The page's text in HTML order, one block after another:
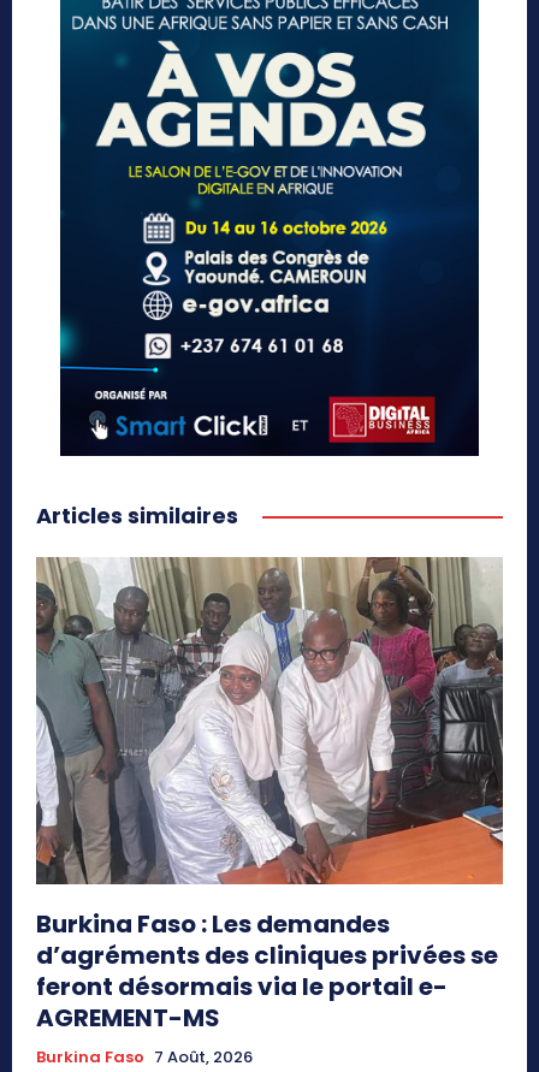
Articles similaires
Burkina Faso : Les demandes
d’agréments des cliniques privées se
feront désormais via le portail e-
AGREMENT-MS
Burkina Faso 7 Août, 2026